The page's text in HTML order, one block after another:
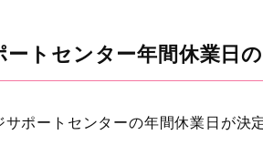
トセンター年間休業日
ポートセンターの年間休業日が決